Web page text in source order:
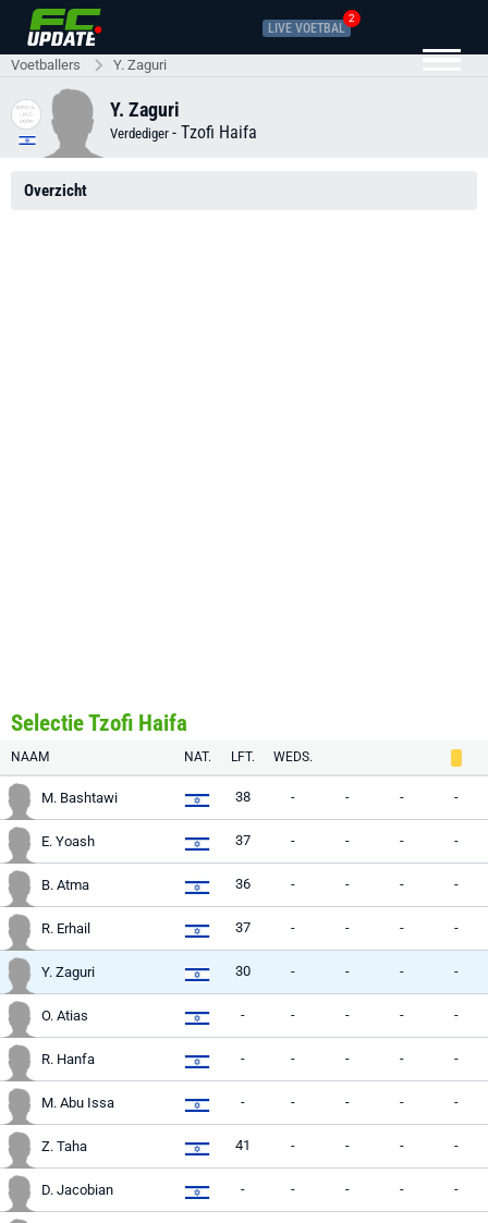
LIVE VOETBAL
2
Voetballers Y. Zaguri
Y. Zaguri
Verdediger - Tzofi Haifa
Overzicht
Selectie Tzofi Haifa
NAAM NAT. LFT. WEDS.
M. Bashtawi 38 - - - -
E. Yoash 37 - - - -
B. Atma 36 - - - -
R. Erhail 37 - - - -
Y. Zaguri 30 - - - -
O. Atias - - - - -
R. Hanfa - - - - -
M. Abu Issa - - - - -
Z. Taha 41 - - - -
D. Jacobian - - - - -